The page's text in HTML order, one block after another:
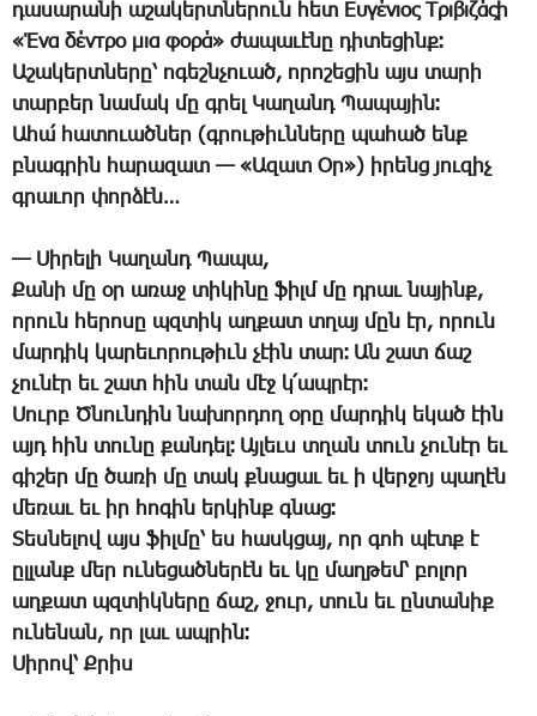
դա­սա­րա­նի ա­շա­կերտ­նե­րուն հետ Ευγένιος Τριβιζάςի
«Ένα δέντρο μια φορά» ժա­պա­ւէ­նը դի­տե­ցինք։
Ա­շա­կերտ­նե­րը՝ ո­գեշն­չո­ւած, ո­րո­շե­ցին այս տա­րի
տար­բեր նա­մակ մը գրել ­Կա­ղանդ ­Պա­պա­յին։
Ա­հա՛ հա­տո­ւած­ներ (գրու­թիւն­նե­րը պա­հած ենք
բնագ­րին հա­րա­զատ — «Ա­զատ Օր») ի­րենց յու­զիչ
գրա­ւոր փոր­ձէն…
— ­Սի­րե­լի ­Կա­ղանդ ­Պա­պա,
­Քա­նի մը օր ա­ռաջ տի­կի­նը ֆիլմ մը դրաւ նա­յինք,
ո­րուն հե­րո­սը պզտիկ աղ­քատ տղայ մըն էր, ո­րուն
մար­դիկ կա­րե­ւո­րու­թիւն չէին տար։ Ան շատ ճաշ
չու­նէր եւ շատ հին տան մէջ կ­՛ապ­րէր։
­Սուրբ Ծ­նուն­դին նա­խոր­դող օ­րը մար­դիկ ե­կած էին
այդ հին տու­նը քան­դել։ Այ­լեւս տղան տուն չու­նէր եւ
գի­շեր մը ծա­ռի մը տակ քնա­ցաւ եւ ի վեր­ջոյ պա­ղէն
մե­ռաւ եւ իր հո­գին եր­կինք գնաց։
­Տես­նե­լով այս ֆիլ­մը՝ ես հասկ­ցայ, որ գոհ պէտք է
ըլ­լանք մեր ու­նե­ցած­նե­րէն եւ կը մաղ­թեմ՝ բո­լոր
աղ­քատ պզտիկ­նե­րը ճաշ, ջուր, տուն եւ ըն­տա­նիք
ու­նե­նան, որ լաւ ապ­րին։
­Սի­րով՝ Ք­րիս